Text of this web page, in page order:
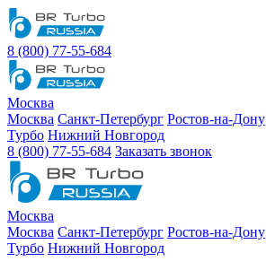
8 (800) 77-55-684
Москва
Москва Санкт-Петербург Ростов-на-Дону
Турбо Нижний Новгород
8 (800) 77-55-684 Заказать звонок
Москва
Москва Санкт-Петербург Ростов-на-Дону
Турбо Нижний Новгород